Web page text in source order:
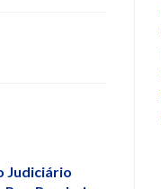
Judiciário